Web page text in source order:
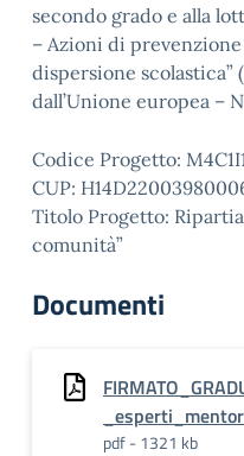
secondo grado e alla
– Azioni di
dispersione scolastica”
dall’Unione europea –
Codice Progetto:
CUP:
Titolo Progetto:
comunità”
Documenti
pdf - 1321 kb